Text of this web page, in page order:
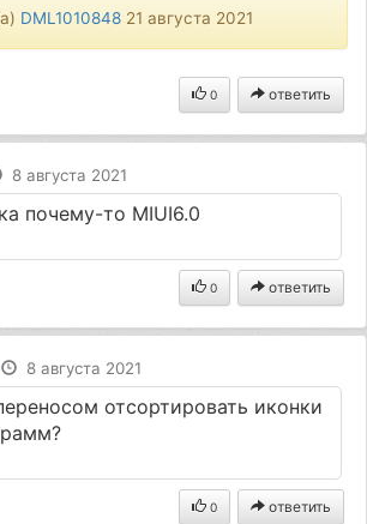
DML1010848 21 августа 2021
0 ответить
8 августа 2021
почему-то MIUI6.0
0 ответить
8 августа 2021
отсортировать иконки
0 ответить